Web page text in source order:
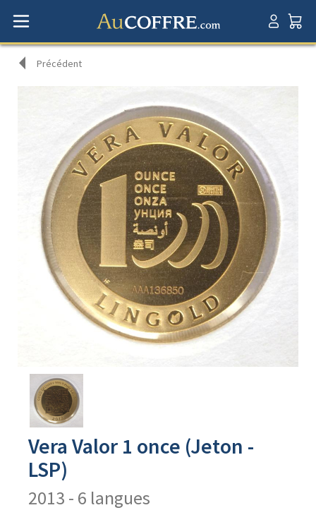
Précédent
Avers
produit
Vera Valor 1 once (Jeton -
LSP)
2013 - 6 langues